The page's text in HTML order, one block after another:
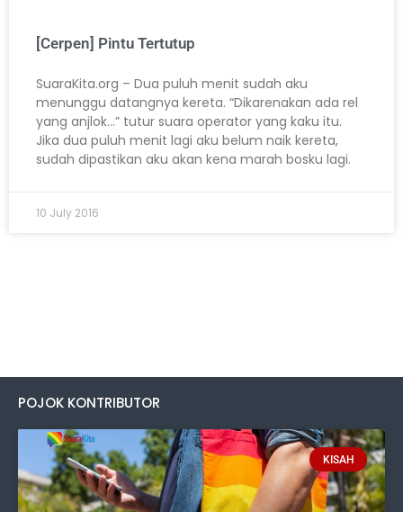
[Cerpen] Pintu Tertutup
SuaraKita.org – Dua puluh menit sudah aku
menunggu datangnya kereta. “Dikarenakan ada rel
yang anjlok…” tutur suara operator yang kaku itu.
Jika dua puluh menit lagi aku belum naik kereta,
sudah dipastikan aku akan kena marah bosku lagi.
10 July 2016
POJOK KONTRIBUTOR
KISAH